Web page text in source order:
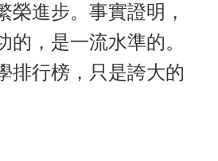
榮進步。事實證明，
，是一流水準的。
排行榜，只是誇大的